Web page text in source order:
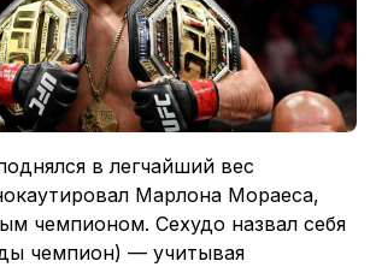
в легчайший вес
Марлона Мораеса,
чемпионом. Сехудо назвал себя
чемпион) — учитывая